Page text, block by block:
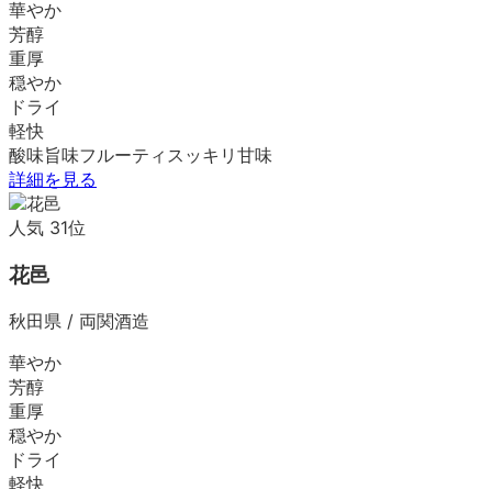
華やか
芳醇
重厚
穏やか
ドライ
軽快
酸味旨味フルーティ スッキリ 甘味
詳細を見る
人気 31位
花邑
秋田県 / 両関酒造
華やか
芳醇
重厚
穏やか
ドライ
軽快